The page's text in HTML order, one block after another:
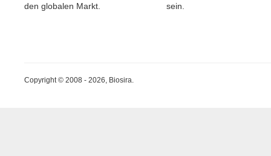
den globalen Markt.
sein.
Copyright © 2008 - 2026, Biosira.